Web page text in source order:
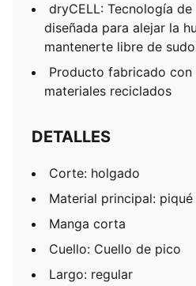
dryCELL: Tecnología
diseñada para alejar la
mantenerte libre de
Producto fabricado con
materiales reciclados
DETALLES
Corte: holgado
Material principal: piqué
Manga corta
Cuello: Cuello de pico
Largo: regular